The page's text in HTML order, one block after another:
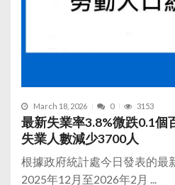
March 18, 2026 0 3153
最新失業率3.8%微跌0.1個
失業人數減少3700人
根據政府統計處今日發表的最
2025年12月至2026年2月 ...